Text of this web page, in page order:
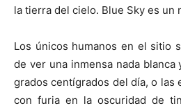
la tierra del cielo. Blue Sky es un
Los únicos humanos en el sitio
de ver una inmensa nada
grados centígrados del día, o las
con furia en la oscuridad de